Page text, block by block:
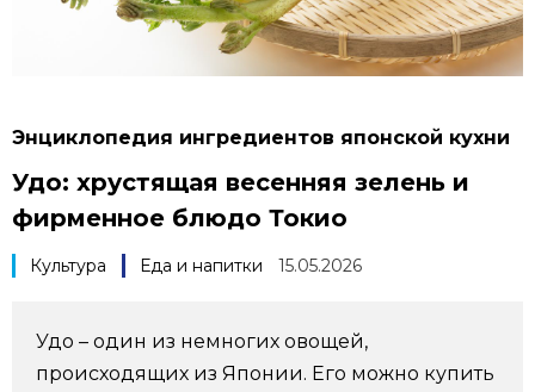
Español
Факты о Японии
Фото/Видео
Энциклопедия ингредиентов японской кухни
Удо: хрустящая весенняя зелень и
фирменное блюдо Токио
Культура Еда и напитки 15.05.2026
Удо – один из немногих овощей,
происходящих из Японии. Его можно купить